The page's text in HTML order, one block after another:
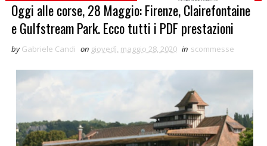
Oggi alle corse, 28 Maggio: Firenze, Clairefontaine
e Gulfstream Park. Ecco tutti i PDF prestazioni
by Gabriele Candi on giovedì, maggio 28, 2020 in scommesse